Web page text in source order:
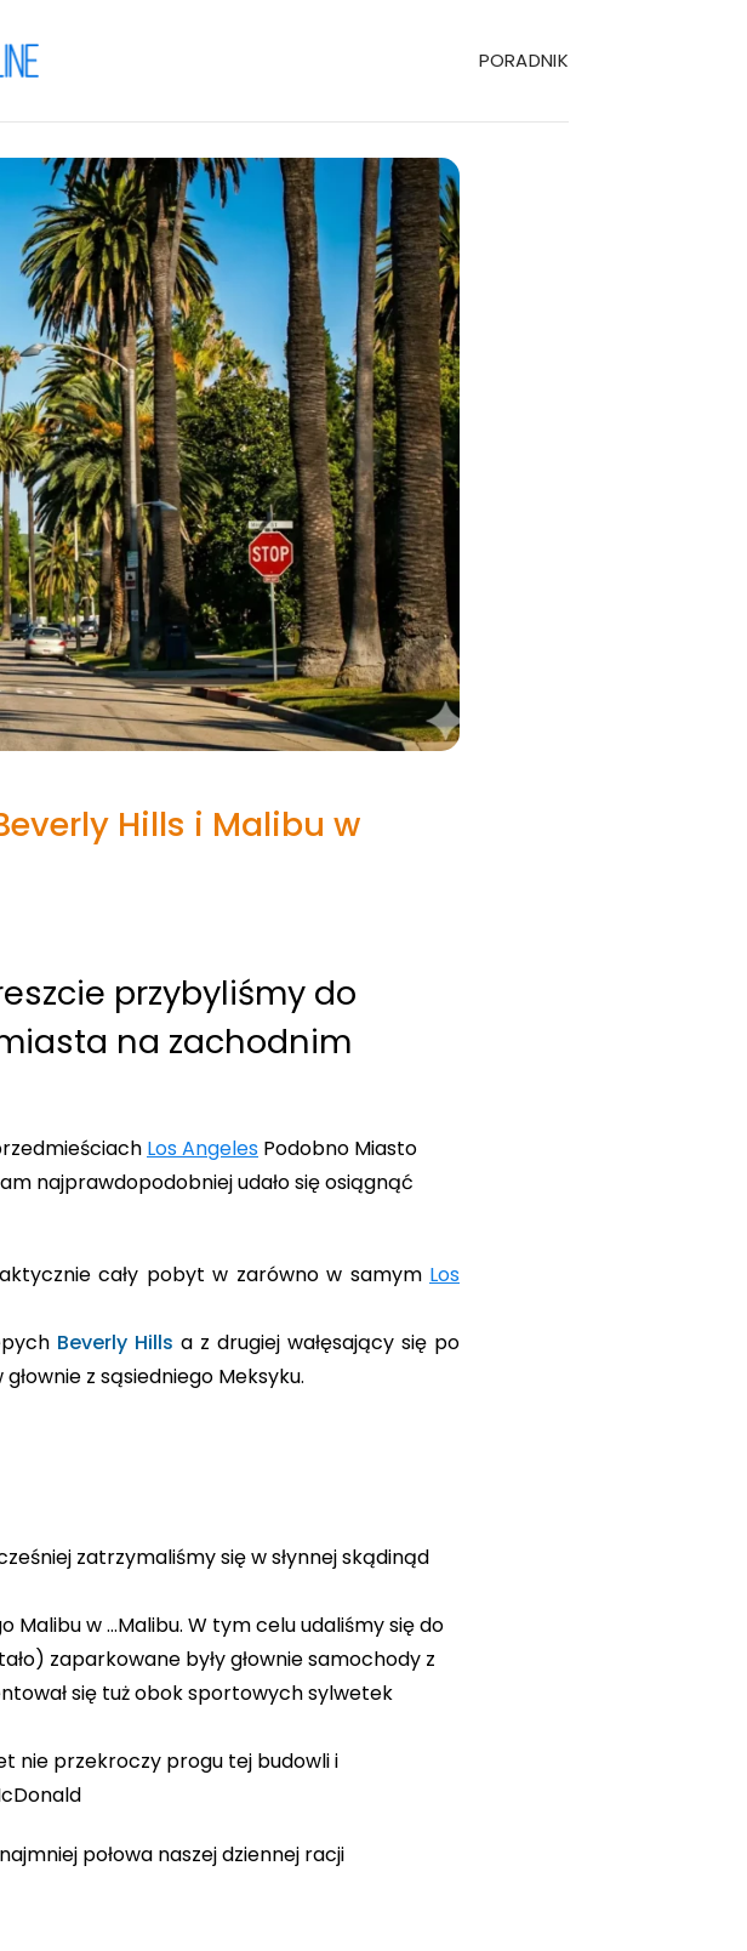
PORADNIK
Hills i Malibu w
przybyliśmy do
na zachodnim
Los Angeles Podobno Miasto
najprawdopodobniej udało się osiągnąć
cały pobyt w zarówno w samym Los
Beverly Hills a z drugiej wałęsający się po
z sąsiedniego Meksyku.
zatrzymaliśmy się w słynnej skądinąd
w …Malibu. W tym celu udaliśmy się do
zaparkowane były głownie samochody z
się tuż obok sportowych sylwetek
nie przekroczy progu tej budowli i
połowa naszej dziennej racji